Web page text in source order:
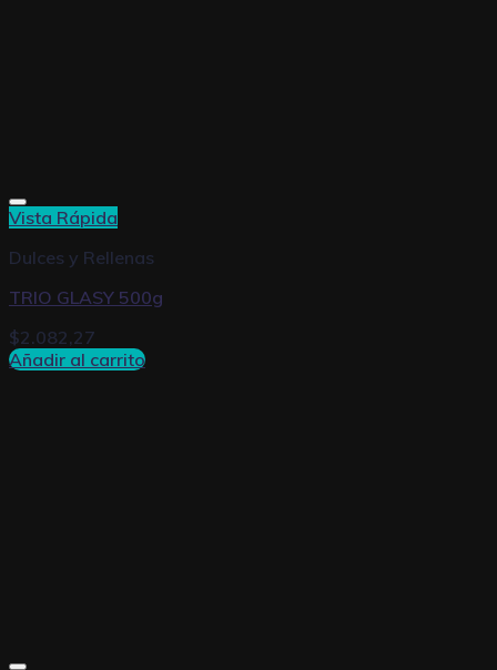
Vista Rápida
Dulces y Rellenas
TRIO GLASY 500g
$2.082,27
Añadir al carrito